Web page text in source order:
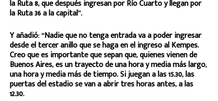
la Ruta 8, que después ingresan por Río Cuarto y llegan por
la Ruta 36 a la capital”.
Y añadió: “Nadie que no tenga entrada va a poder ingresar
desde el tercer anillo que se haga en el ingreso al Kempes.
Creo que es importante que sepan que, quienes vienen de
Buenos Aires, es un trayecto de una hora y media más largo,
una hora y media más de tiempo. Si juegan a las 15.30, las
puertas del estadio se van a abrir tres horas antes, a las
12.30.